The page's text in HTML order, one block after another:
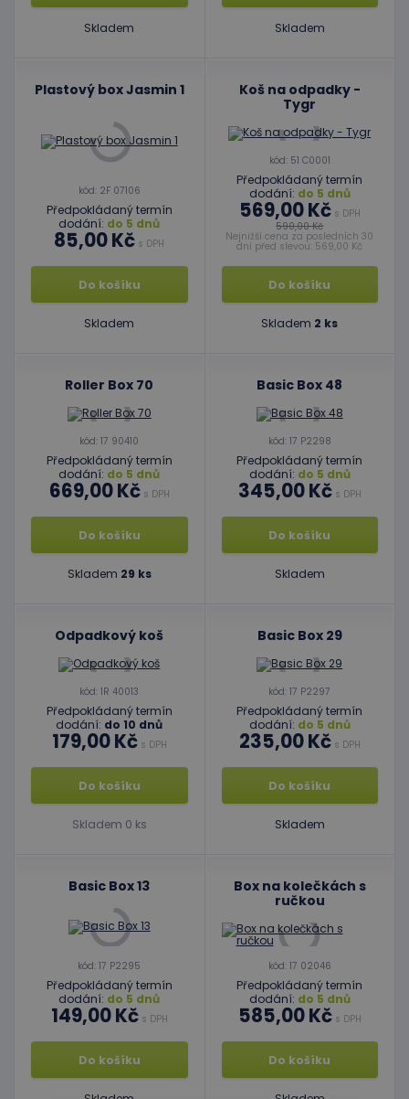
Skladem Skladem
Plastový box Jasmin 1
kód: 2F 07106
Předpokládaný termín
dodání: do 5 dnů
85,00 Kč s DPH
Do košíku
Skladem
Koš na odpadky -
Tygr
kód: 51 C0001
Předpokládaný termín
dodání: do 5 dnů
569,00 Kčs DPH
590,00 Kč
Nejnižší cena za posledních 30
dní před slevou: 569,00 Kč
Do košíku
Skladem 2 ks
Roller Box 70
kód: 17 90410
Předpokládaný termín
dodání: do 5 dnů
669,00 Kčs DPH
Do košíku
Skladem 29 ks
Basic Box 48
kód: 17 P2298
Předpokládaný termín
dodání: do 5 dnů
345,00 Kčs DPH
Do košíku
Skladem
Odpadkový koš
kód: 1R 40013
Předpokládaný termín
dodání: do 10 dnů
179,00 Kčs DPH
Do košíku
Skladem 0 ks
Basic Box 29
kód: 17 P2297
Předpokládaný termín
dodání: do 5 dnů
235,00 Kčs DPH
Do košíku
Skladem
Basic Box 13
kód: 17 P2295
Předpokládaný termín
dodání: do 5 dnů
149,00 Kčs DPH
Do košíku
Box na kolečkách s
ručkou
kód: 17 02046
Předpokládaný termín
dodání: do 5 dnů
585,00 Kčs DPH
Do košíku